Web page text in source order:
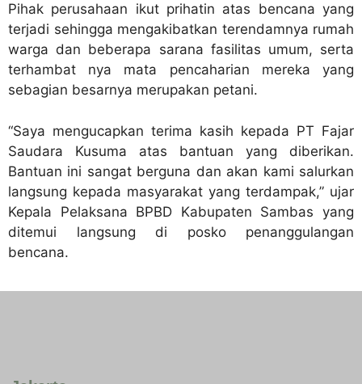
Pihak perusahaan ikut prihatin atas bencana yang
terjadi sehingga mengakibatkan terendamnya rumah
warga dan beberapa sarana fasilitas umum, serta
terhambat nya mata pencaharian mereka yang
sebagian besarnya merupakan petani.
“Saya mengucapkan terima kasih kepada PT Fajar
Saudara Kusuma atas bantuan yang diberikan.
Bantuan ini sangat berguna dan akan kami salurkan
langsung kepada masyarakat yang terdampak,” ujar
Kepala Pelaksana BPBD Kabupaten Sambas yang
ditemui langsung di posko penanggulangan
bencana.